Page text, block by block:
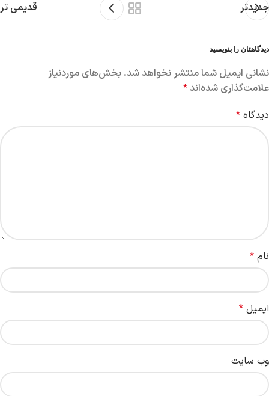
جدیدتر قدیمی تر
دیدگاهتان را بنویسید
نشانی ایمیل شما منتشر نخواهد شد. بخش‌های موردنیاز
علامت‌گذاری شده‌اند*
دیدگاه *
نام *
ایمیل *
وب‌ سایت